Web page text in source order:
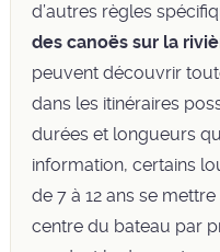
d’autres règles
des canoës sur la
peuvent découvrir
dans les itinéraires
durées et longueurs
information, certains
de 7 à 12 ans se
centre du bateau par